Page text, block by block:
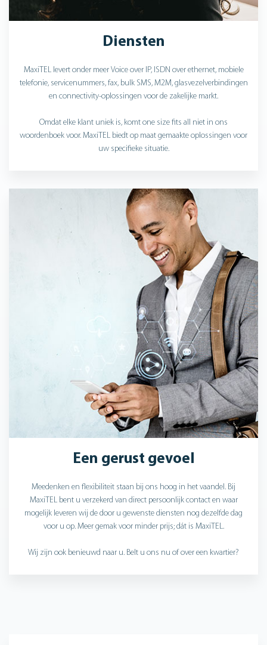
Diensten
MaxiTEL levert onder meer Voice over IP, ISDN over ethernet, mobiele
telefonie, servicenummers, fax, bulk SMS, M2M, glasvezelverbindingen
en connectivity-oplossingen voor de zakelijke markt.
Omdat elke klant uniek is, komt one size fits all niet in ons
woordenboek voor. MaxiTEL biedt op maat gemaakte oplossingen voor
uw specifieke situatie.
Een gerust gevoel
Meedenken en flexibiliteit staan bij ons hoog in het vaandel. Bij
MaxiTEL bent u verzekerd van direct persoonlijk contact en waar
mogelijk leveren wij de door u gewenste diensten nog dezelfde dag
voor u op. Meer gemak voor minder prijs; dát is MaxiTEL.
Wij zijn ook benieuwd naar u. Belt u ons nu of over een kwartier?